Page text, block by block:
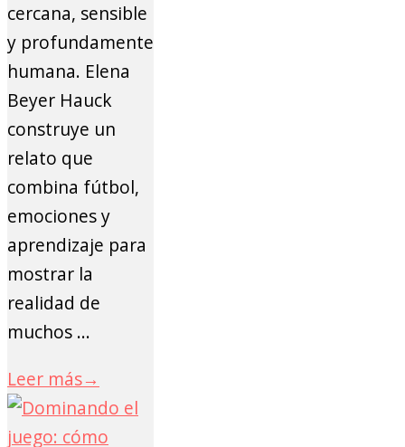
cercana, sensible
y profundamente
humana. Elena
Beyer Hauck
construye un
relato que
combina fútbol,
emociones y
aprendizaje para
mostrar la
realidad de
muchos ...
Leer más→